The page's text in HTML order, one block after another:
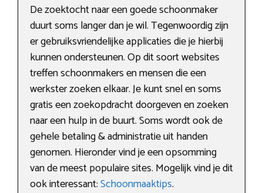
De zoektocht naar een goede schoonmaker
duurt soms langer dan je wil. Tegenwoordig zijn
er gebruiksvriendelijke applicaties die je hierbij
kunnen ondersteunen. Op dit soort websites
treffen schoonmakers en mensen die een
werkster zoeken elkaar. Je kunt snel en soms
gratis een zoekopdracht doorgeven en zoeken
naar een hulp in de buurt. Soms wordt ook de
gehele betaling & administratie uit handen
genomen. Hieronder vind je een opsomming
van de meest populaire sites. Mogelijk vind je dit
ook interessant:Schoonmaaktips.